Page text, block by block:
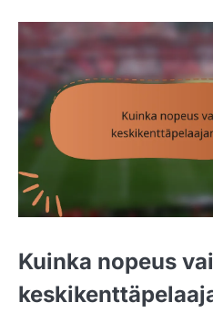
Kuinka nopeus